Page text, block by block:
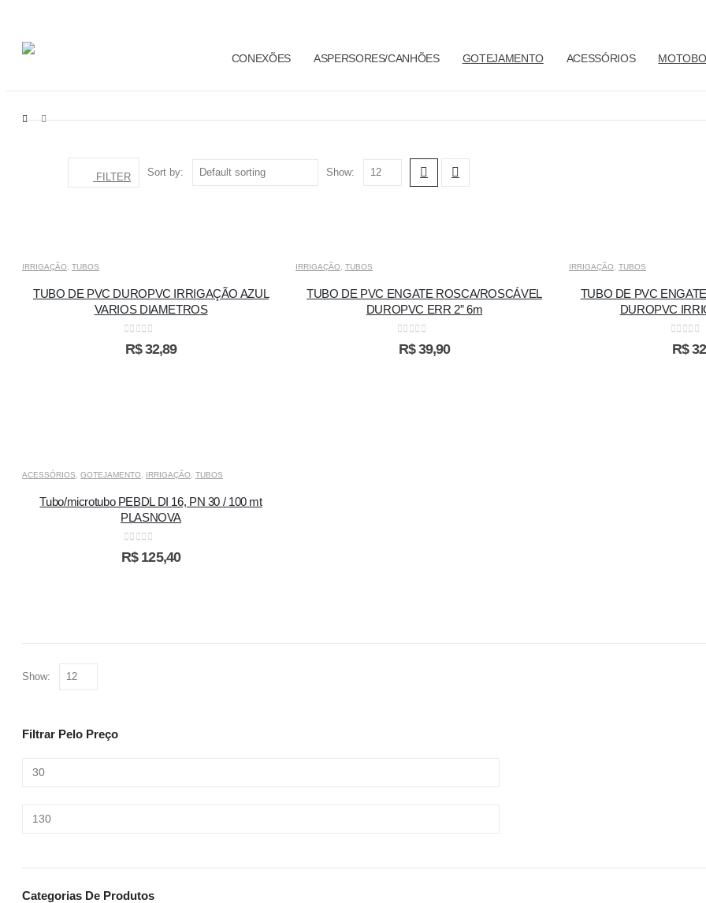
CONEXÕES ASPERSORES/CANHÕES GOTEJAMENTO ACESSÓRIOS
FILTER Sort by: Show:
IRRIGAÇÃO TUBOS
TUBO DE PVC DUROPVC IRRIGAÇÃO AZUL
VARIOS DIAMETROS
0out of 5
R$32,89
IRRIGAÇÃO TUBOS
TUBO DE PVC ENGATE ROSCA/ROSCÁVEL
DUROPVC ERR 2” 6m
0out of 5
R$39,90
IRRIGAÇÃO TUBOS
TUBO DE PVC
DUROPVC
0out of
R$
ACESSÓRIOS GOTEJAMENTO IRRIGAÇÃO TUBOS
Tubo/microtubo PEBDL DI 16, PN 30 / 100 mt
PLASNOVA
0out of 5
R$125,40
Show:
Filtrar Pelo Preço
Categorias De Produtos